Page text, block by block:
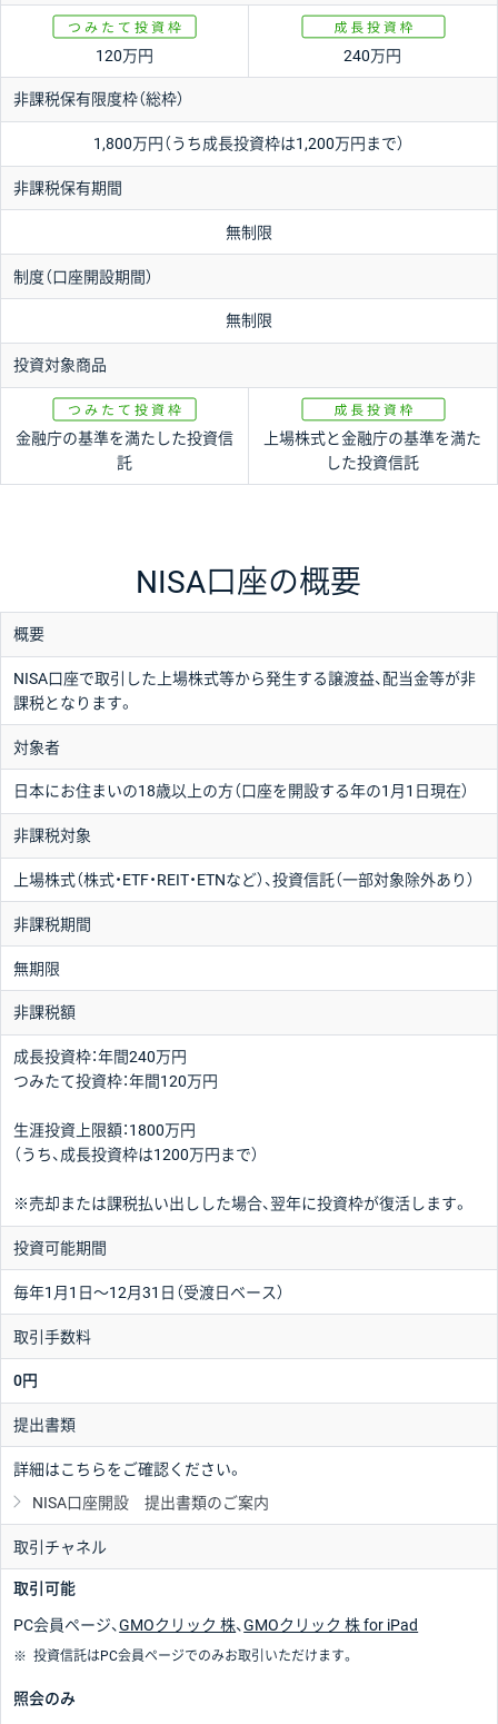
120万円 240万円
非課税保有限度枠（総枠）
1,800万円（うち成長投資枠は1,200万円まで）
非課税保有期間
無制限
制度（口座開設期間）
無制限
投資対象商品
金融庁の基準を満たした投資信
託
上場株式と金融庁の基準を満た
した投資信託
NISA口座の概要
概要
NISA口座で取引した上場株式等から発生する譲渡益、配当金等が非
課税となります。
対象者
日本にお住まいの18歳以上の方（口座を開設する年の1月1日現在）
非課税対象
上場株式（株式・ETF・REIT・ETNなど）、投資信託（一部対象除外あり）
非課税期間
無期限
非課税額
成長投資枠：年間240万円
つみたて投資枠：年間120万円
生涯投資上限額：1800万円
（うち、成長投資枠は1200万円まで）
※売却または課税払い出しした場合、翌年に投資枠が復活します。
投資可能期間
毎年1月1日〜12月31日（受渡日ベース）
取引手数料
0円
提出書類
詳細はこちらをご確認ください。
NISA口座開設 提出書類のご案内
取引チャネル
取引可能
PC会員ページ、GMOクリック 株、GMOクリック 株 for iPad
※ 投資信託はPC会員ページでのみお取引いただけます。
照会のみ